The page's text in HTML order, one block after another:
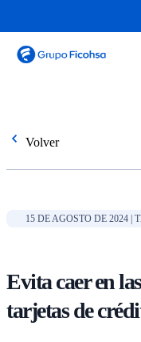
Volver
15 DE AGOSTO DE 2024 |
Evita caer en
tarjetas de